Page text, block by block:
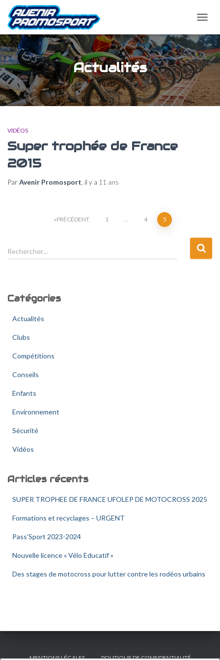
LA
Actualités
VIDÉOS
Super trophée de France
2015
ParAvenir Promosport , il y a 11 ans
Pagination
des
PRÉCÉDENT 1 … 4 5
e
r
Rechercher…
Catégories
Actualités
Clubs
Compétitions
Conseils
Enfants
Environnement
Sécurité
Vidéos
Articles récents
SUPER TROPHEE DE FRANCE UFOLEP DE MOTOCROSS 2025
Formations et recyclages – URGENT
Pass’Sport 2023-2024
Nouvelle licence « Vélo Educatif »
Des stages de motocross pour lutter contre les rodéos urbains
MENTIONS LÉGALES POLITIQUE DE CONFIDENTIALITÉ